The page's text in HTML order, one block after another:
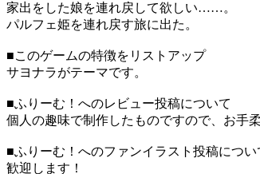
家出をした娘を連れ戻して欲しい……。
パルフェ姫を連れ戻す旅に出た。
■このゲームの特徴をリストアップ
サヨナラがテーマです。
■ふりーむ！へのレビュー投稿について
個人の趣味で制作したものですので、お手
■ふりーむ！へのファンイラスト投稿につい
歓迎します！